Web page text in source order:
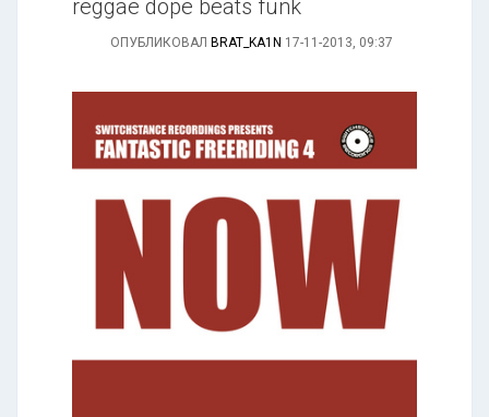
reggae dope beats funk
ОПУБЛИКОВАЛ BRAT_KA1N 17-11-2013, 09:37